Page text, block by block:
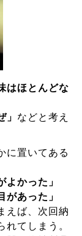
はほとんどな
などと考え
に置いてある
よかった」
があった」
えば、次回納
てしまう。